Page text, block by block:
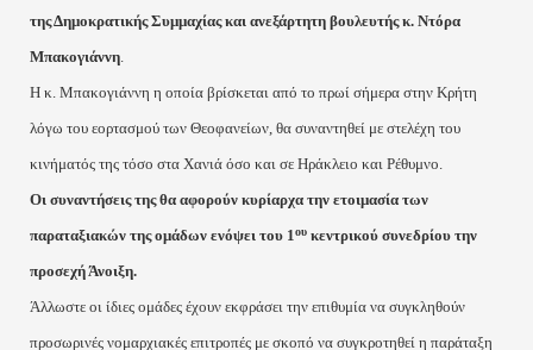
της Δημοκρατικής Συμμαχίας και ανεξάρτητη βουλευτής κ. Ντόρα
Μπακογιάννη.
Η κ. Μπακογιάννη η οποία βρίσκεται από το πρωί σήμερα στην Κρήτη
λόγω του εορτασμού των Θεοφανείων, θα συναντηθεί με στελέχη του
κινήματός της τόσο στα Χανιά όσο και σε Ηράκλειο και Ρέθυμνο.
Οι συναντήσεις της θα αφορούν κυρίαρχα την ετοιμασία των
παραταξιακών της ομάδων ενόψει του 1ου κεντρικού συνεδρίου την
προσεχή Άνοιξη.
Άλλωστε οι ίδιες ομάδες έχουν εκφράσει την επιθυμία να συγκληθούν
προσωρινές νομαρχιακές επιτροπές με σκοπό να συγκροτηθεί η παράταξη